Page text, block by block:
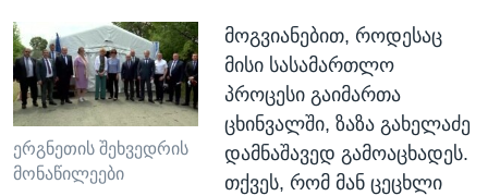
ერგნეთის შეხვედრის
მონაწილეები
მოგვიანებით, როდესაც
მისი სასამართლო
პროცესი გაიმართა
ცხინვალში, ზაზა გახელაძე
დამნაშავედ გამოაცხადეს.
თქვეს, რომ მან ცეცხლი